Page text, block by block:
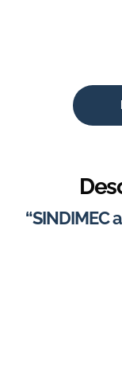
“SINDIMEC